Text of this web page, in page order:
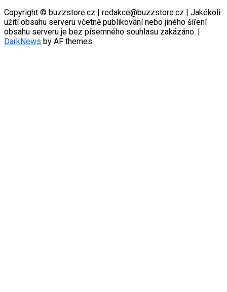
Copyright © buzzstore.cz | redakce@buzzstore.cz | Jakékoli
užití obsahu serveru včetně publikování nebo jiného šíření
obsahu serveru je bez písemného souhlasu zakázáno. |
DarkNews by AF themes.